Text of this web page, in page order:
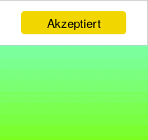
Akzeptiert